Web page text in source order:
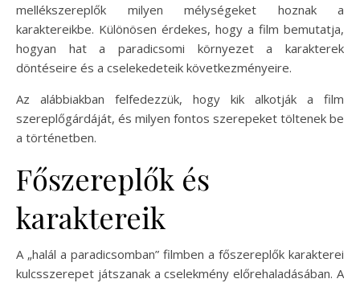
mellékszereplők milyen mélységeket hoznak a
karaktereikbe. Különösen érdekes, hogy a film bemutatja,
hogyan hat a paradicsomi környezet a karakterek
döntéseire és a cselekedeteik következményeire.
Az alábbiakban felfedezzük, hogy kik alkotják a film
szereplőgárdáját, és milyen fontos szerepeket töltenek be
a történetben.
Főszereplők és
karaktereik
A „halál a paradicsomban” filmben a főszereplők karakterei
kulcsszerepet játszanak a cselekmény előrehaladásában. A